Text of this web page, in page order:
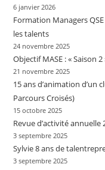
6 janvier 2026
Formation Managers
les talents
24 novembre 2025
Objectif MASE : « Saison
21 novembre 2025
15 ans d’animation d’un
Parcours Croisés)
15 octobre 2025
Revue d’activité annuelle
3 septembre 2025
Sylvie 8 ans de
3 septembre 2025